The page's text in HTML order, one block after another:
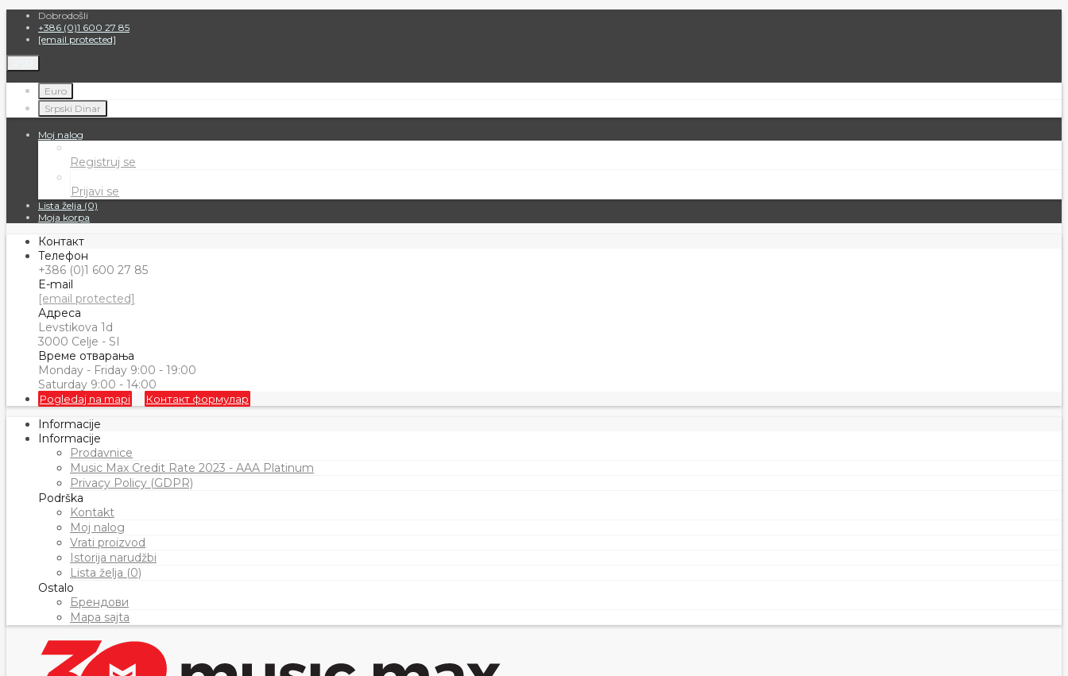
Dobrodošli
+386 (0)1 600 27 85
[email protected]
Euro
Srpski Dinar
Moj nalog
Registruj se
Prijavi se
Lista želja (0)
Moja korpa
Контакт
Телефон
+386 (0)1 600 27 85
E-mail
[email protected]
Адреса
Levstikova 1d
3000 Celje - SI
Време отварања
Monday - Friday 9:00 - 19:00
Saturday 9:00 - 14:00
Pogledaj na mapi Контакт формулар
Informacije
Informacije
Prodavnice
Music Max Credit Rate 2023 - AAA Platinum
Privacy Policy (GDPR)
Podrška
Kontakt
Moj nalog
Vrati proizvod
Istorija narudžbi
Lista želja (0)
Ostalo
Брендови
Mapa sajta